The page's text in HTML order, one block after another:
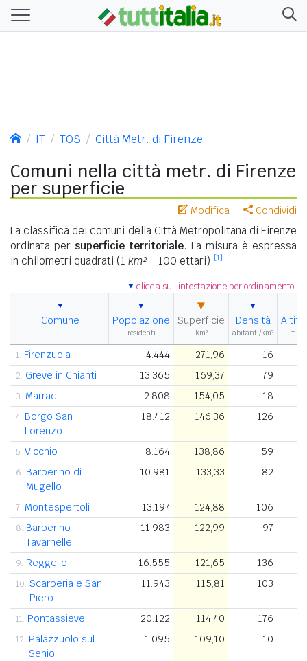
IT TOS Città Metr. di Firenze
Comuni nella città metr. di Firenze
per superficie
Modifica Condividi
La classifica dei comuni della Città Metropolitana di Firenze
ordinata per superficie territoriale. La misura è espressa
in chilometri quadrati (1 km² = 100 ettari). [1]
clicca sull'intestazione per ordinamento
Comune Popolazione
residenti
Superficie
km²
Densità
abitanti/km² m
1. Firenzuola 4.444 271,96 16
2. Greve in Chianti 13.365 169,37 79
3. Marradi 2.808 154,05 18
4. Borgo San
Lorenzo
18.412 146,36 126
5. Vicchio 8.164 138,86 59
6. Barberino di
Mugello
10.981 133,33 82
7. Montespertoli 13.197 124,88 106
8. Barberino
Tavarnelle
11.983 122,99 97
9. Reggello 16.555 121,65 136
10. Scarperia e San
Piero
11.943 115,81 103
11. Pontassieve 20.122 114,40 176
12. Palazzuolo sul
Senio
1.095 109,10 10